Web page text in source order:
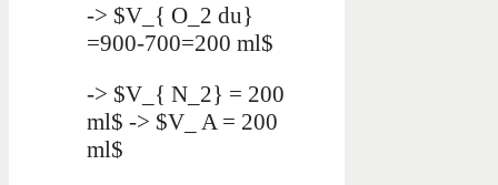
-> $V_{ O_2 du}
=900-700=200 ml$
-> $V_{ N_2} = 200
ml$ -> $V_ A = 200
ml$